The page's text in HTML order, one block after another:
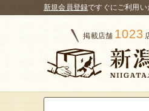
新規会員登録ですぐにご利用い
掲載店舗 1023